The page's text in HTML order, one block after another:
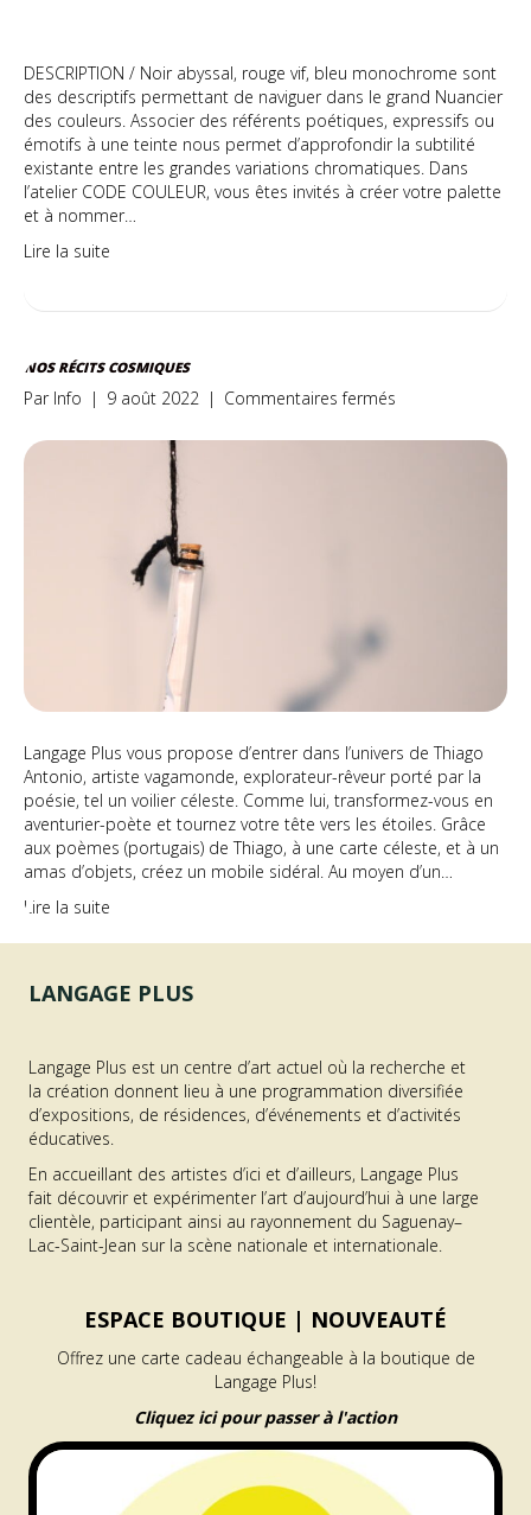
DESCRIPTION / Noir abyssal, rouge vif, bleu monochrome sont
des descriptifs permettant de naviguer dans le grand Nuancier
des couleurs. Associer des référents poétiques, expressifs ou
émotifs à une teinte nous permet d’approfondir la subtilité
existante entre les grandes variations chromatiques. Dans
l’atelier CODE COULEUR, vous êtes invités à créer votre palette
et à nommer…
Lire la suite
NOS RÉCITS COSMIQUES
Par Info | 9 août 2022 | Commentaires fermés
récits
Langage Plus vous propose d’entrer dans l’univers de Thiago
Antonio, artiste vagamonde, explorateur-rêveur porté par la
poésie, tel un voilier céleste. Comme lui, transformez-vous en
aventurier-poète et tournez votre tête vers les étoiles. Grâce
aux poèmes (portugais) de Thiago, à une carte céleste, et à un
amas d’objets, créez un mobile sidéral. Au moyen d’un…
Lire la suite
LANGAGE PLUS
Langage Plus est un centre d’art actuel où la recherche et
la création donnent lieu à une programmation diversifiée
d’expositions, de résidences, d’événements et d’activités
éducatives.
En accueillant des artistes d’ici et d’ailleurs, Langage Plus
fait découvrir et expérimenter l’art d’aujourd’hui à une large
clientèle, participant ainsi au rayonnement du Saguenay–
Lac-Saint-Jean sur la scène nationale et internationale.
ESPACE BOUTIQUE | NOUVEAUTÉ
Offrez une carte cadeau échangeable à la boutique de
Langage Plus!
Cliquez ici pour passer à l'action